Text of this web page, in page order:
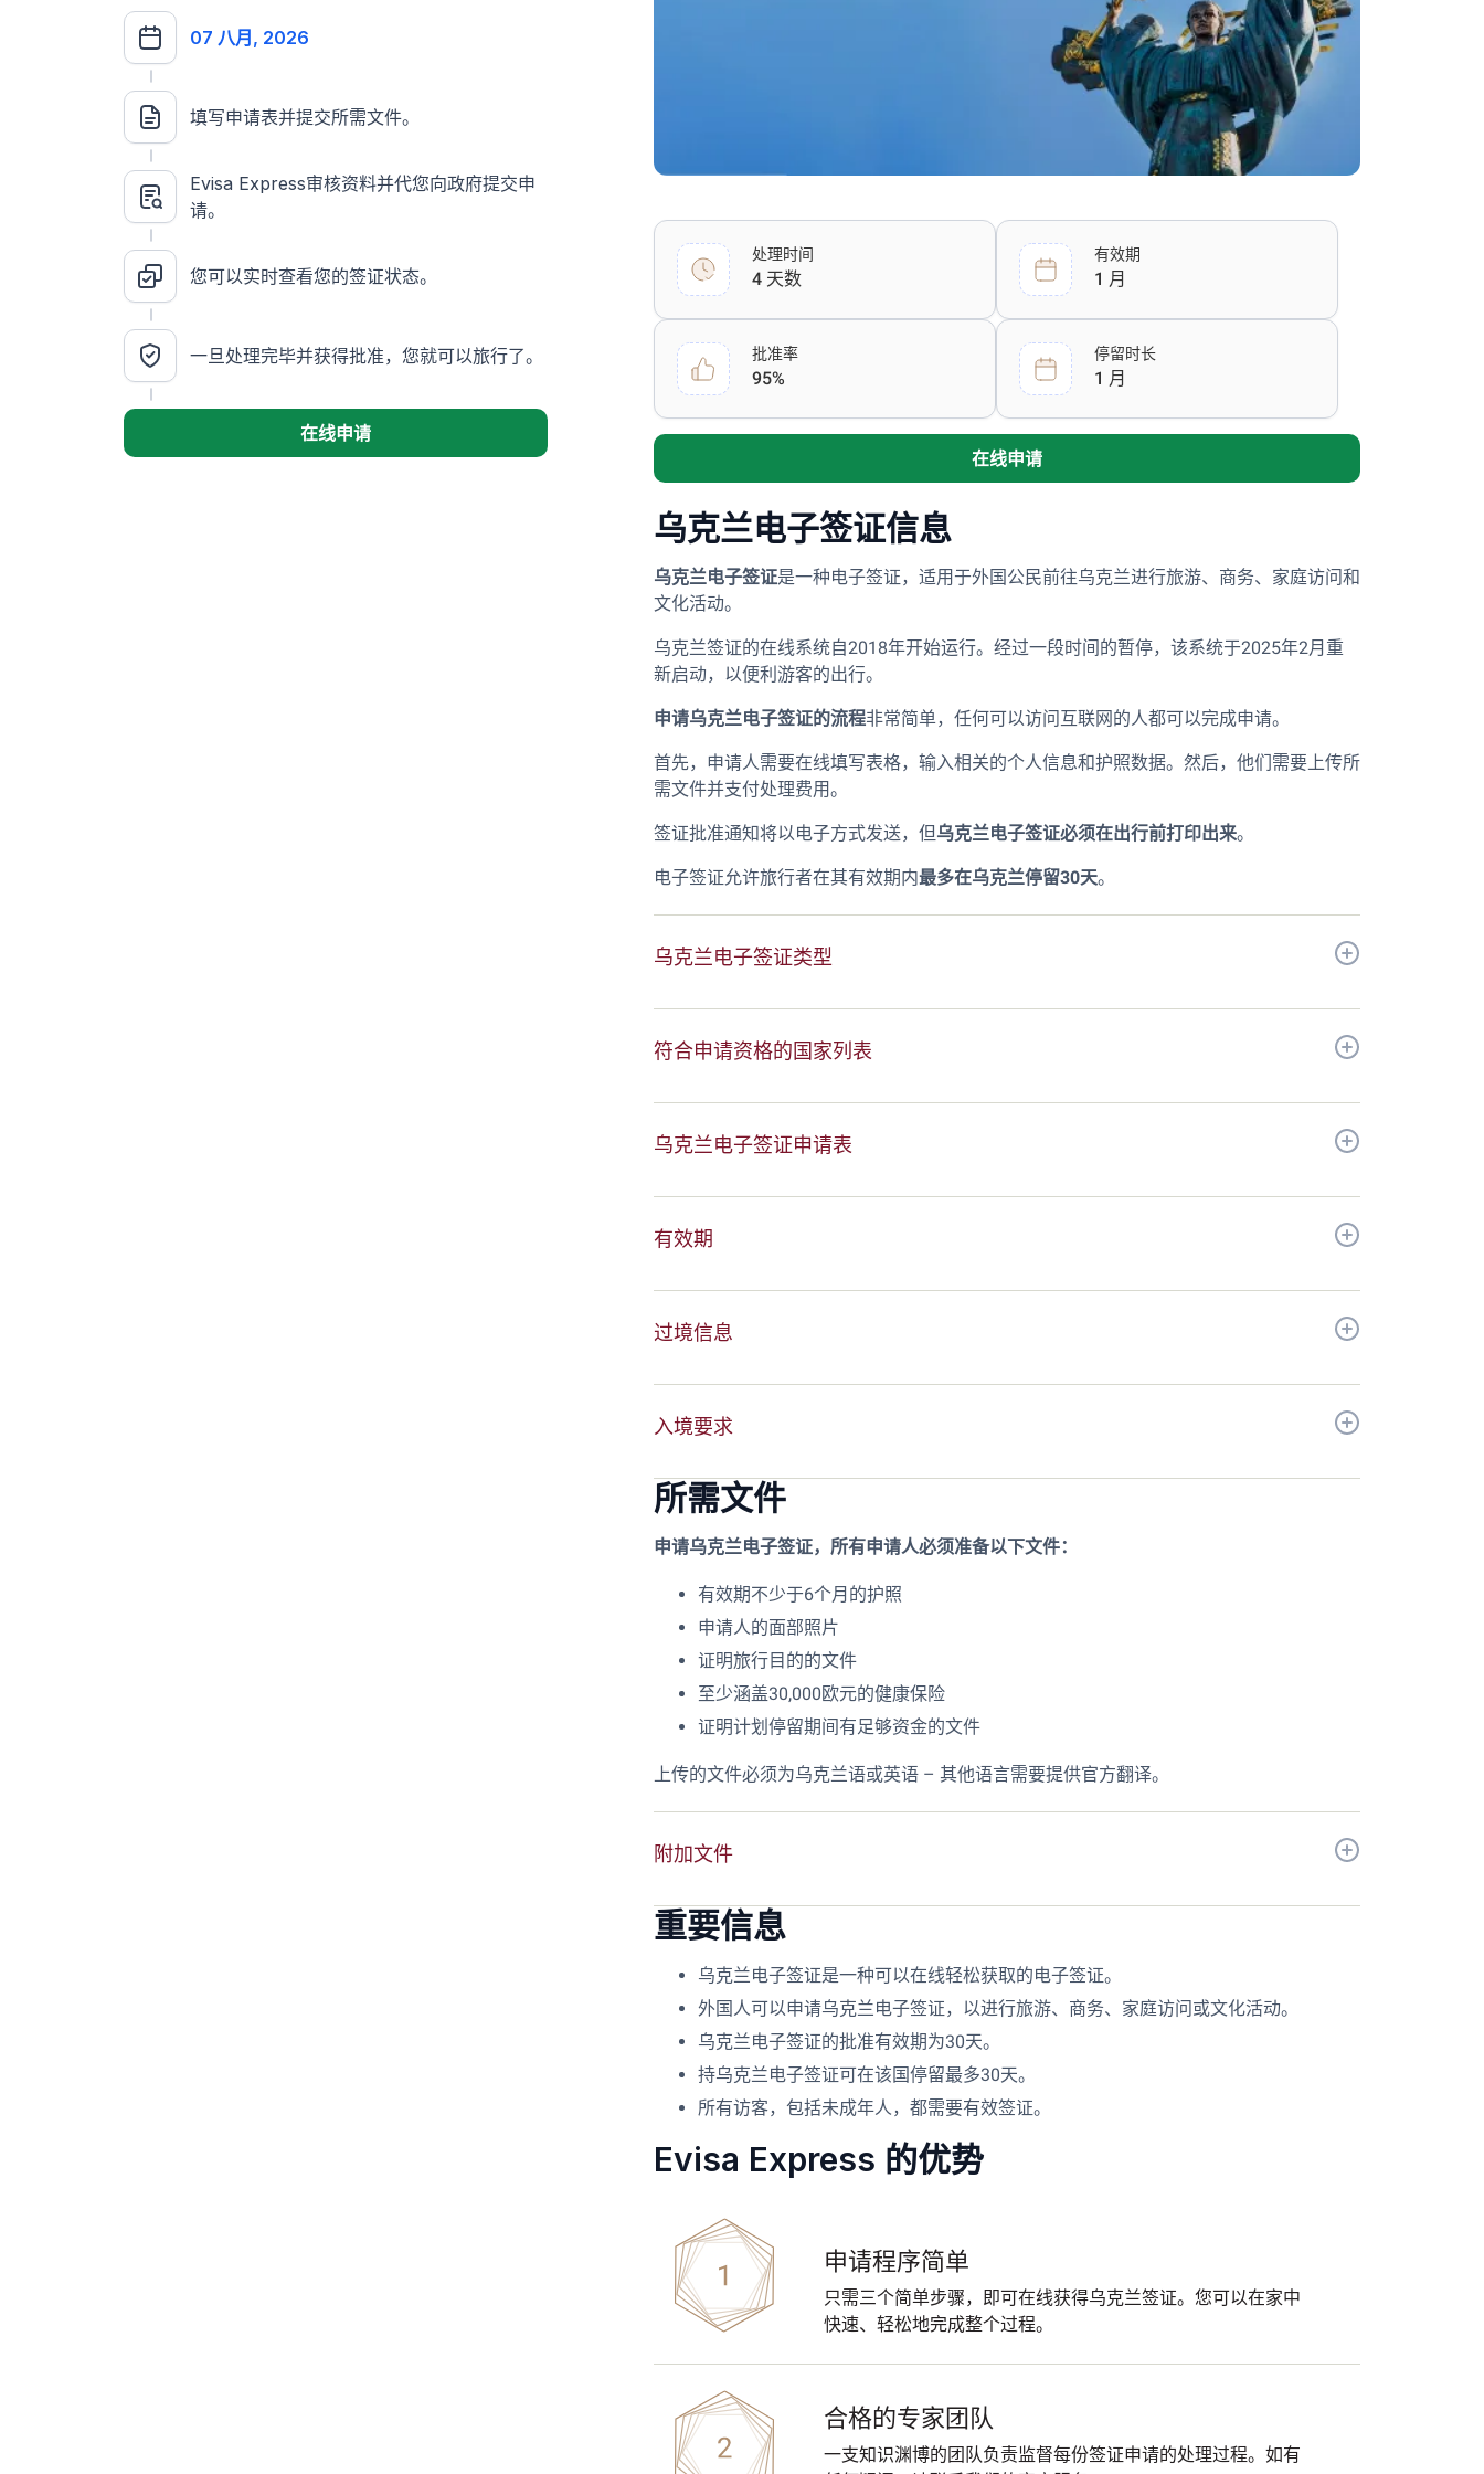
07 八月, 2026
填写申请表并提交所需文件。
Evisa Express审核资料并代您向政府提交申
请。
您可以实时查看您的签证状态。
一旦处理完毕并获得批准，您就可以旅行了。
在线申请
处理时间
4 天数
有效期
1 月
批准率
95%
停留时长
1 月
在线申请
乌克兰电子签证信息
乌克兰电子签证是一种电子签证，适用于外国公民前往乌克兰进行旅游、商务、家庭访问和
文化活动。
乌克兰签证的在线系统自2018年开始运行。经过一段时间的暂停，该系统于2025年2月重
新启动，以便利游客的出行。
申请乌克兰电子签证的流程非常简单，任何可以访问互联网的人都可以完成申请。
首先，申请人需要在线填写表格，输入相关的个人信息和护照数据。然后，他们需要上传所
需文件并支付处理费用。
签证批准通知将以电子方式发送，但乌克兰电子签证必须在出行前打印出来。
电子签证允许旅行者在其有效期内最多在乌克兰停留30天。
乌克兰电子签证类型
符合申请资格的国家列表
乌克兰电子签证申请表
有效期
过境信息
入境要求
所需文件
申请乌克兰电子签证，所有申请人必须准备以下文件：
有效期不少于6个月的护照
申请人的面部照片
证明旅行目的的文件
至少涵盖30,000欧元的健康保险
证明计划停留期间有足够资金的文件
上传的文件必须为乌克兰语或英语 – 其他语言需要提供官方翻译。
附加文件
重要信息
乌克兰电子签证是一种可以在线轻松获取的电子签证。
外国人可以申请乌克兰电子签证，以进行旅游、商务、家庭访问或文化活动。
乌克兰电子签证的批准有效期为30天。
持乌克兰电子签证可在该国停留最多30天。
所有访客，包括未成年人，都需要有效签证。
Evisa Express 的优势
申请程序简单
只需三个简单步骤，即可在线获得乌克兰签证。您可以在家中
快速、轻松地完成整个过程。
合格的专家团队
一支知识渊博的团队负责监督每份签证申请的处理过程。如有